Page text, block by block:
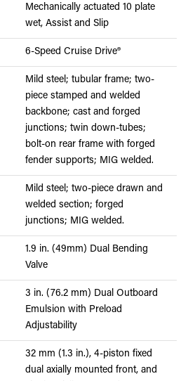
Mechanically actuated 10 plate
wet, Assist and Slip
6-Speed Cruise Drive®
Mild steel; tubular frame; two-
piece stamped and welded
backbone; cast and forged
junctions; twin down-tubes;
bolt-on rear frame with forged
fender supports; MIG welded.
Mild steel; two-piece drawn and
welded section; forged
junctions; MIG welded.
1.9 in. (49mm) Dual Bending
Valve
3 in. (76.2 mm) Dual Outboard
Emulsion with Preload
Adjustability
32 mm (1.3 in.), 4-piston fixed
dual axially mounted front, and